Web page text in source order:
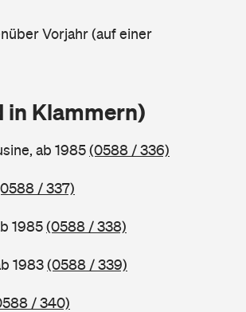
Vorjahr (auf einer
in Klammern)
ab 1985(0588 / 336)
/ 337)
1985(0588 / 338)
1983(0588 / 339)
/ 340)